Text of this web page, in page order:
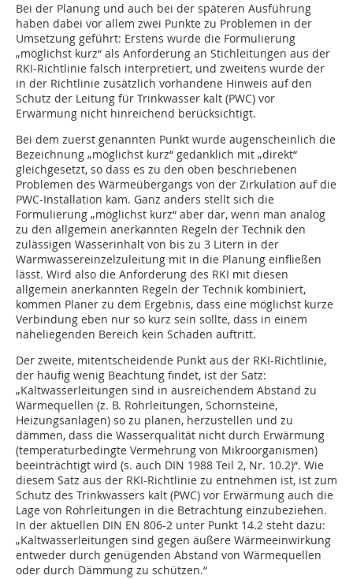
Bei der Planung und auch bei der späteren Ausführung
haben dabei vor allem zwei Punkte zu Problemen in der
Umsetzung geführt: Erstens wurde die Formulierung
„möglichst kurz“ als Anforderung an Stichleitungen aus der
RKI-Richtlinie falsch interpretiert, und zweitens wurde der
in der Richtlinie zusätzlich vorhandene Hinweis auf den
Schutz der Leitung für Trinkwasser kalt (PWC) vor
Erwärmung nicht hinreichend berücksichtigt.
Bei dem zuerst genannten Punkt wurde augenscheinlich die
Bezeichnung „möglichst kurz“ gedanklich mit „direkt“
gleichgesetzt, so dass es zu den oben beschriebenen
Problemen des Wärmeübergangs von der Zirkulation auf die
PWC-Installation kam. Ganz anders stellt sich die
Formulierung „möglichst kurz“ aber dar, wenn man analog
zu den allgemein anerkannten Regeln der Technik den
zulässigen Wasserinhalt von bis zu 3 Litern in der
Warmwassereinzelzuleitung mit in die Planung einfließen
lässt. Wird also die Anforderung des RKI mit diesen
allgemein anerkannten Regeln der Technik kombiniert,
kommen Planer zu dem Ergebnis, dass eine möglichst kurze
Verbindung eben nur so kurz sein sollte, dass in einem
naheliegenden Bereich kein Schaden auftritt.
Der zweite, mitentscheidende Punkt aus der RKI-Richtlinie,
der häufig wenig Beachtung findet, ist der Satz:
„Kaltwasserleitungen sind in ausreichendem Abstand zu
Wärmequellen (z. B. Rohrleitungen, Schornsteine,
Heizungsanlagen) so zu planen, herzustellen und zu
dämmen, dass die Wasserqualität nicht durch Erwärmung
(temperaturbedingte Vermehrung von Mikroorganismen)
beeinträchtigt wird (s. auch DIN 1988 Teil 2, Nr. 10.2)“. Wie
diesem Satz aus der RKI-Richtlinie zu entnehmen ist, ist zum
Schutz des Trinkwassers kalt (PWC) vor Erwärmung auch die
Lage von Rohrleitungen in die Betrachtung einzubeziehen.
In der aktuellen DIN EN 806-2 unter Punkt 14.2 steht dazu:
„Kaltwasserleitungen sind gegen äußere Wärmeeinwirkung
entweder durch genügenden Abstand von Wärmequellen
oder durch Dämmung zu schützen.“